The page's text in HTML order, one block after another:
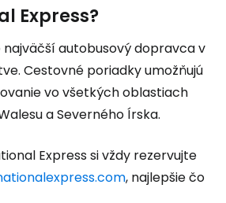
Express?
najväčší autobusový dopravca v
Cestovné poriadky umožňujú
vo všetkých oblastiach
a Severného Írska.
Express si vždy rezervujte
, najlepšie čo